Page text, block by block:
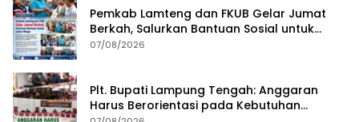
Pemkab Lamteng dan FKUB Gelar Jumat
Berkah, Salurkan Bantuan Sosial untuk
Warga
07/08/2026
Plt. Bupati Lampung Tengah: Anggaran
Harus Berorientasi pada Kebutuhan